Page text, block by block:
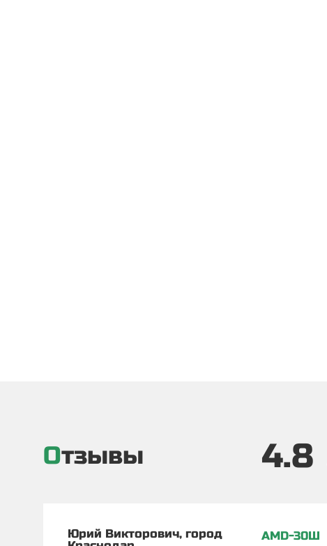
Отзывы 4.8
Юрий Викторович, город
AMD-30Ш